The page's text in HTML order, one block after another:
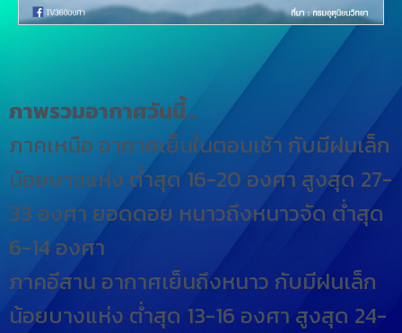
ภาพรวมอากาศวันนี้..
ภาคเหนือ อากาศเย็นในตอนเช้า กับมีฝนเล็ก
น้อยบางแห่ง ต่ำสุด 16-20 องศา สูงสุด 27-
33 องศา ยอดดอย หนาวถึงหนาวจัด ต่ำสุด
6-14 องศา
ภาคอีสาน อากาศเย็นถึงหนาว กับมีฝนเล็ก
น้อยบางแห่ง ต่ำสุด 13-16 องศา สูงสุด 24-